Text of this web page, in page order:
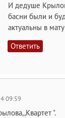
И дедуше
басни были и
актуальны в
Ответить
09:59
".